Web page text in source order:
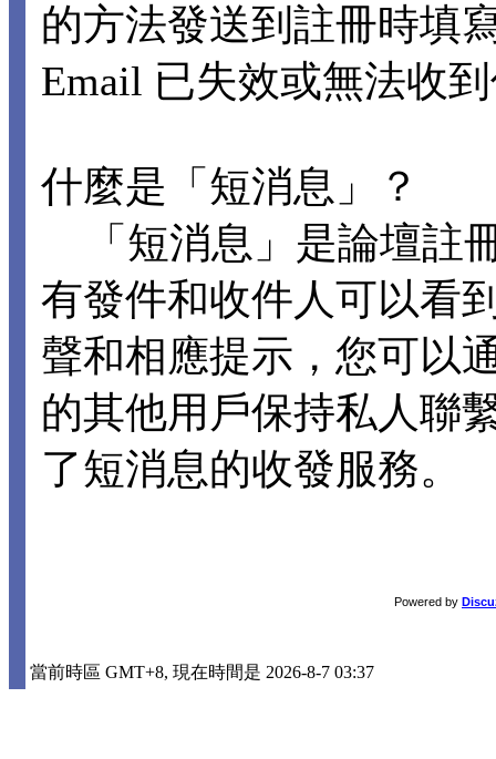
的方法發送到註冊時填
Email 已失效或無法收
什麼是「短消息」？
「短消息」是論壇註
有發件和收件人可以看
聲和相應提示，您可以
的其他用戶保持私人聯
了短消息的收發服務。
Powered by
當前時區 GMT+8, 現在時間是 2026-8-7 03:37